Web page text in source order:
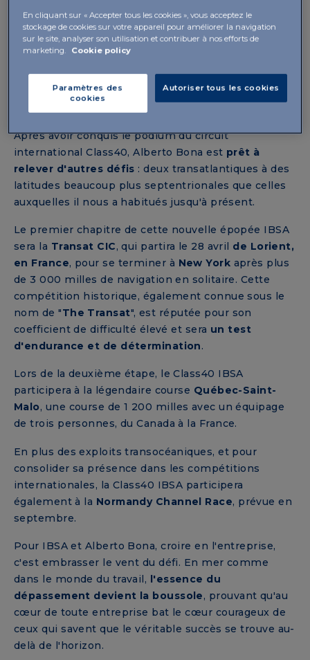
légendaire Transat Jacques Vabre
le Class40
IBSA décroche une belle troisième place.
2024, L'ANNÉE DES CONFIRMATIONS ET
DES NOUVEAUX OBJECTIFS POUR
ALBERTO BONA ET L'IBSA
Après avoir conquis le podium du circuit
international Class40, Alberto Bona est prêt à
relever d'autres défis : deux transatlantiques à des
latitudes beaucoup plus septentrionales que celles
auxquelles il nous a habitués jusqu'à présent.
Le premier chapitre de cette nouvelle épopée IBSA
sera la Transat CIC, qui partira le 28 avril de Lorient,
en France, pour se terminer à New York après plus
de 3 000 milles de navigation en solitaire. Cette
compétition historique, également connue sous le
nom de "The Transat", est réputée pour son
coefficient de difficulté élevé et sera un test
d'endurance et de détermination.
Lors de la deuxième étape, le Class40 IBSA
participera à la légendaire course Québec-Saint-
Malo, une course de 1 200 milles avec un équipage
de trois personnes, du Canada à la France.
En plus des exploits transocéaniques, et pour
consolider sa présence dans les compétitions
internationales, la Class40 IBSA participera
également à la Normandy Channel Race, prévue en
septembre.
Pour IBSA et Alberto Bona, croire en l'entreprise,
c'est embrasser le vent du défi. En mer comme
dans le monde du travail, l'essence du
dépassement devient la boussole, prouvant qu'au
cœur de toute entreprise bat le cœur courageux de
ceux qui savent que le véritable succès se trouve au-
delà de l'horizon.
En cliquant sur « Accepter tous les cookies », vous acceptez le
stockage de cookies sur votre appareil pour améliorer la navigation
sur le site, analyser son utilisation et contribuer à nos efforts de
marketing.
Cookie policy
Paramètres des
cookies
Autoriser tous les cookies